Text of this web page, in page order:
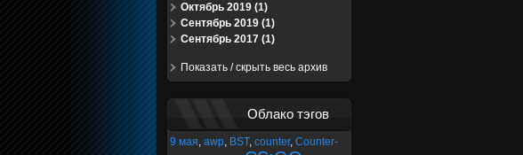
Октябрь 2019 (1)
Сентябрь 2019 (1)
Сентябрь 2017 (1)
Показать / скрыть весь архив
Облако тэгов
9 мая, awp, BST, counter, Counter-